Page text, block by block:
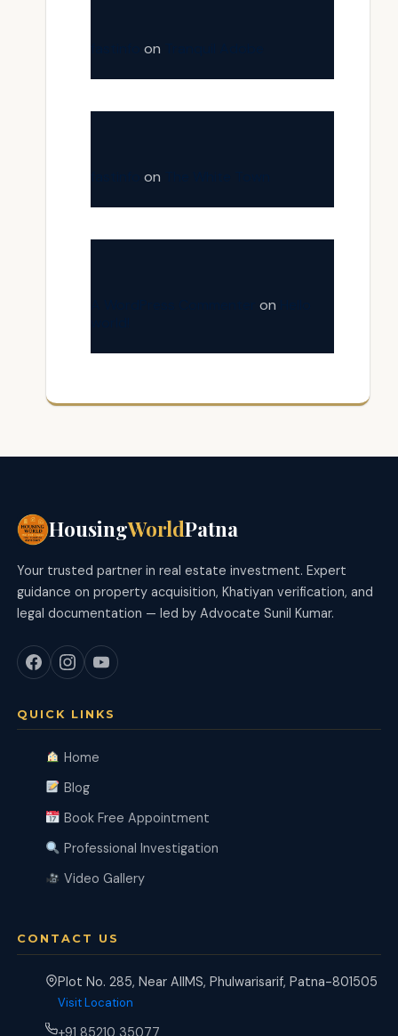
on
on
on
HousingWorldPatna
Your trusted partner in real estate investment. Expert
guidance on property acquisition, Khatiyan verification, and
legal documentation — led by Advocate Sunil Kumar.
QUICK LINKS
Home
Blog
Book Free Appointment
Professional Investigation
Video Gallery
CONTACT US
Plot No. 285, Near AIIMS, Phulwarisarif, Patna-801505
Visit Location
+91 85210 35077